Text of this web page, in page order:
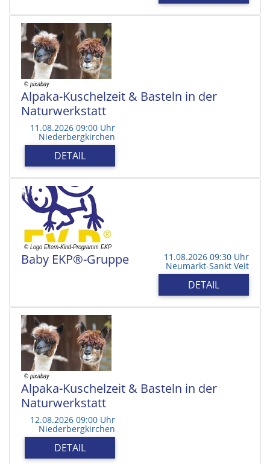
Alpaka-Kuschelzeit & Basteln in der
Naturwerkstatt
11.08.2026 09:00 Uhr
Niederbergkirchen
DETAIL
Baby EKP®-Gruppe 11.08.2026 09:30 Uhr
Neumarkt-Sankt Veit
DETAIL
Alpaka-Kuschelzeit & Basteln in der
Naturwerkstatt
12.08.2026 09:00 Uhr
Niederbergkirchen
DETAIL